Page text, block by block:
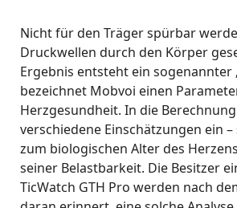
Nicht für den Träger spürbar
Druckwellen durch den Körper
Ergebnis entsteht ein sogenannter
bezeichnet Mobvoi einen
Herzgesundheit. In die
verschiedene Einschätzungen ein –
zum biologischen Alter des
seiner Belastbarkeit. Die Besitzer
TicWatch GTH Pro werden nach